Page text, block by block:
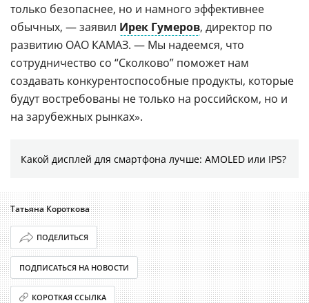
только безопаснее, но и намного эффективнее
обычных, — заявил Ирек Гумеров, директор по
развитию ОАО КАМАЗ. — Мы надеемся, что
сотрудничество со “Сколково” поможет нам
создавать конкурентоспособные продукты, которые
будут востребованы не только на российском, но и
на зарубежных рынках».
Какой дисплей для смартфона лучше: AMOLED или IPS?
Татьяна Короткова
ПОДЕЛИТЬСЯ
ПОДПИСАТЬСЯ НА НОВОСТИ
КОРОТКАЯ ССЫЛКА